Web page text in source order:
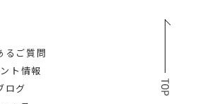
るご質問
ト情報
ログ